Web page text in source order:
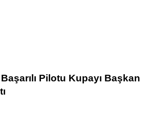
Pilotu Kupayı Başkan